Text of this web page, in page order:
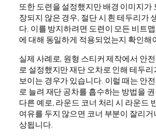
또한 도련을 설정했지만 배경 이미지가
장되지 않은 경우, 절단 시 흰 테두리가
다. 이를 방지하려면 도련이 모든 비트
에 대해 동일하게 적용되었는지 확인해
실제 사례로, 원형 스티커 제작에서 안
로 설정했지만 재단 오차로 인해 테두
보이는 경우가 있습니다. 이럴 때는 안
로 늘려 재단 공차를 흡수하는 방법을
다른 예로, 라운드 코너 처리 시 라운드
여유를 두지 않으면 코너 부분이 잘리
상됩니다.